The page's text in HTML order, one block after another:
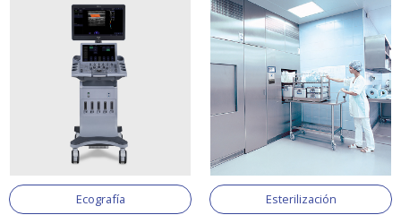
Ecografía Esterilización